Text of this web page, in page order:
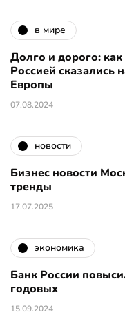
в мире
Долго и дорого:
Россией сказались
Европы
07.08.2024
новости
Бизнес новости
тренды
17.07.2025
экономика
Банк России
годовых
15.09.2024